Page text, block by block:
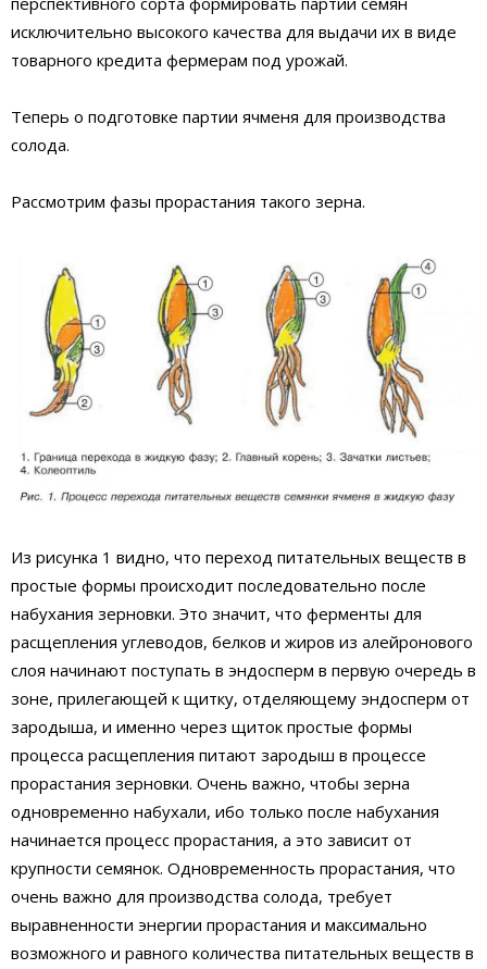
исключительно высокого качества для выдачи их в виде
товарного кредита фермерам под урожай.
Теперь о подготовке партии ячменя для производства
солода.
Рассмотрим фазы прорастания такого зерна.
Из рисунка 1 видно, что переход питательных веществ в
простые формы происходит последовательно после
набухания зерновки. Это значит, что ферменты для
расщепления углеводов, белков и жиров из алейронового
слоя начинают поступать в эндосперм в первую очередь в
зоне, прилегающей к щитку, отделяющему эндосперм от
зародыша, и именно через щиток простые формы
процесса расщепления питают зародыш в процессе
прорастания зерновки. Очень важно, чтобы зерна
одновременно набухали, ибо только после набухания
начинается процесс прорастания, а это зависит от
крупности семянок. Одновременность прорастания, что
очень важно для производства солода, требует
выравненности энергии прорастания и максимально
возможного и равного количества питательных веществ в